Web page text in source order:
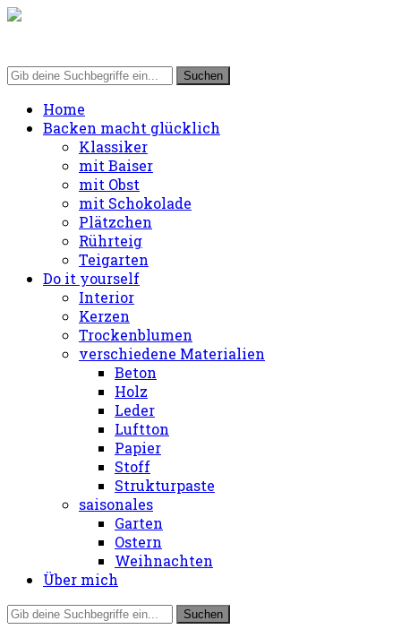
Home
Backen macht glücklich
Klassiker
mit Baiser
mit Obst
mit Schokolade
Plätzchen
Rührteig
Teigarten
Do it yourself
Interior
Kerzen
Trockenblumen
verschiedene Materialien
Beton
Holz
Leder
Luftton
Papier
Stoff
Strukturpaste
saisonales
Garten
Ostern
Weihnachten
Über mich